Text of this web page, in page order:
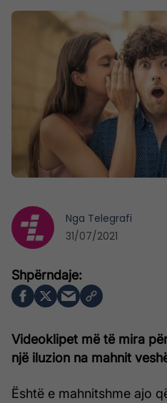
Videoklipet më të mira
një iluzion na mahnit
Është e mahnitshme ajo
Nga Telegrafi
31/07/2021